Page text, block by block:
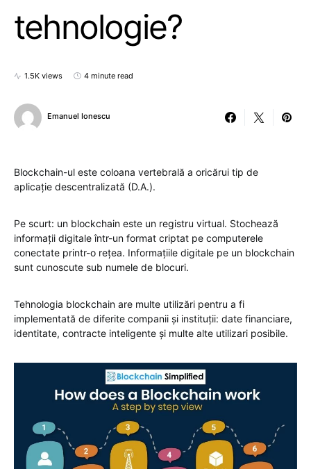
tehnologie?
1.5K views 4 minute read
Emanuel Ionescu
Blockchain-ul este coloana vertebrală a oricărui tip de
aplicație descentralizată (D.A.).
Pe scurt: un blockchain este un registru virtual. Stochează
informații digitale într-un format criptat pe computerele
conectate printr-o rețea. Informațiile digitale pe un blockchain
sunt cunoscute sub numele de blocuri.
Tehnologia blockchain are multe utilizări pentru a fi
implementată de diferite companii și instituții: date financiare,
identitate, contracte inteligente și multe alte utilizari posibile.